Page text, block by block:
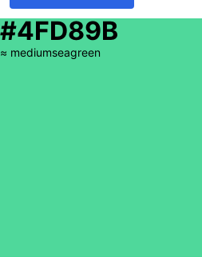
#4FD89B
≈ mediumseagreen